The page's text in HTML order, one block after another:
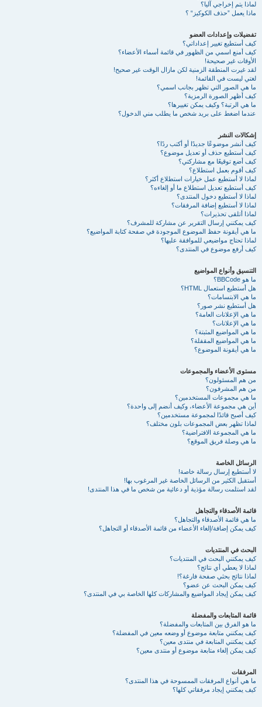
لماذا يتم إخراجي آليا؟
ماذا يعمل ”حذف الكوكيز“ ؟
تفضيلات وإعدادات العضو
كيف أستطيع تغيير إعداداتي؟
كيف أمنع اسمي من الظهور في قائمة أسماء الأعضاء؟
الأوقات غير صحيحة!
لقد غيرت المنطقة الزمنية لكن مازال الوقت غير صحيح!
لغتي ليست في القائمة!
ما هي الصور التي تظهر بجانب اسمي؟
كيف أظهر الصورة الرمزية؟
ما هي الرتبة؟ وكيف يمكن تغييرها؟
عندما اضغط على بريد شخص ما يطلب مني الدخول؟
إشكالات النشر
كيف أنشر موضوعًا جديدًا أو أكتب ردًا؟
كيف أستطيع حذف أو تعديل موضوع؟
كيف أضع توقيعًا مع مشاركتي؟
كيف أقوم بعمل استطلاع؟
لماذا لا أستطيع عمل خيارات استطلاع أكثر؟
كيف أستطيع تعديل استطلاع ما أو إلغاءه؟
لماذا لا أستطيع دخول المنتدى؟
لماذا لا أستطيع إضافة المرفقات؟
لماذا أتلقى تحذيرات؟
كيف يمكنني إرسال التقرير عن مشاركة للمشرف؟
ما هي أيقونة حفظ الموضوع الموجودة في صفحة كتابة المواضيع؟
لماذا تحتاج مواضيعي للموافقة عليها؟
كيف أرفع موضوع في المنتدى؟
التنسيق وأنواع المواضيع
ما هو BBCode؟
هل أستطيع استعمال HTML؟
ما هي الابتسامات؟
هل أستطيع نشر صور؟
ما هي الإعلانات العامة؟
ما هي الإعلانات؟
ما هي المواضيع المثبتة؟
ما هي المواضيع المقفلة؟
ما هي أيقونة الموضوع؟
مستوى الأعضاء والمجموعات
من هم المسئولون؟
من هم المشرفون؟
ما هي مجموعات المستخدمين؟
أين هي مجموعة الأعضاء، وكيف أنضم إلى واحدة؟
كيف أصبح قائدًا لمجموعة مستخدمين؟
لماذا تظهر بعض المجموعات بلون مختلف؟
ما هي المجموعة الافتراضية؟
ما هي وصلة فريق الموقع؟
الرسائل الخاصة
لا أستطيع إرسال رسالة خاصة!
أستقبل الكثير من الرسائل الخاصة غير المرغوب بها!
لقد استلمت رسالة مؤذية أو دعائية من شخص ما في هذا المنتدى!
قائمة الأصدقاء والتجاهل
ما هي قائمة الأصدقاء والتجاهل؟
كيف يمكن إضافة/إلغاء الأعضاء من قائمة الأصدقاء أو التجاهل؟
البحث في المنتديات
كيف يمكنني البحث في المنتديات؟
لماذا لا يعطي أي نتائج؟
لماذا نتائج بحثي صفحة فارغة؟!
كيف يمكن البحث عن عضو؟
كيف يمكن إيجاد المواضيع والمشاركات كلها الخاصة بي في المنتدى؟
قائمة المتابعات والمفضلة
ما هو الفرق بين المتابعات والمفضلة؟
كيف يمكنني متابعة موضوع أو وضعه معين في المفضلة؟
كيف يمكنني المتابعة في منتدى معين؟
كيف يمكن إلغاء متابعة موضوع أو منتدى معين؟
المرفقات
ما هي أنواع المرفقات الممسوحة في هذا المنتدى؟
كيف يمكنني إيجاد مرفقاتي كلها؟